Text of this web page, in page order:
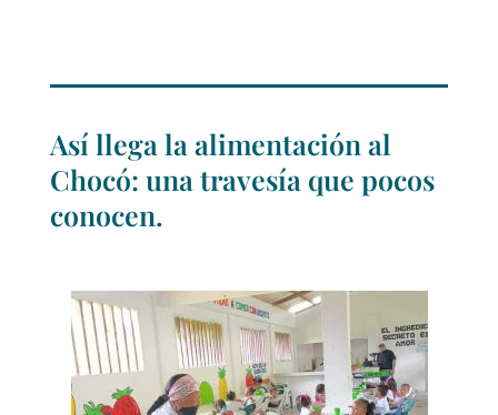
Así llega la alimentación al
Chocó: una travesía que pocos
conocen.